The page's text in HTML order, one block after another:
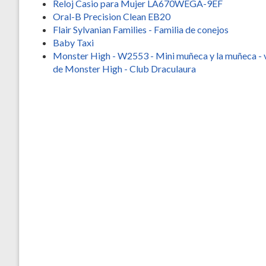
Reloj Casio para Mujer LA670WEGA-9EF
Oral-B Precision Clean EB20
Flair Sylvanian Families - Familia de conejos
Baby Taxi
Monster High - W2553 - Mini muñeca y la muñeca -
de Monster High - Club Draculaura